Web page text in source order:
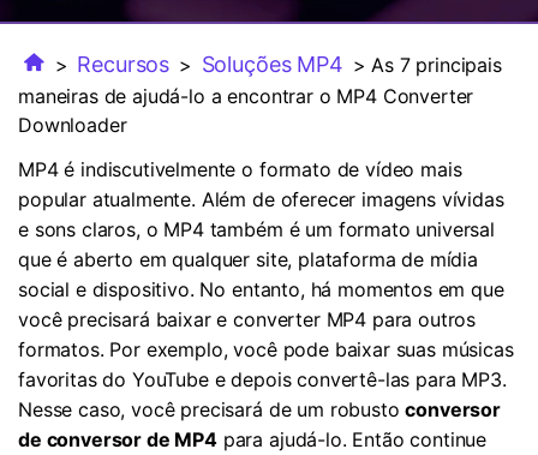
Usuários de Filmes
Usuários de DVD
Usuários de Mac
MAIS SOLUÇÕES
Vídeo Tutorial
Assista ao tutorial em vídeo para aprender como usar o
UniConverter.
Especificaciones Técnicas
Uma lista de todos os formatos, dispositivos e GPUs
suportados pelo UniConverter.
O que há de novo?
Os produtos e atualizações mais recentes.
> Recursos > Soluções MP4 > As 7 principais
maneiras de ajudá-lo a encontrar o MP4 Converter
Downloader
MP4 é indiscutivelmente o formato de vídeo mais
popular atualmente. Além de oferecer imagens vívidas
e sons claros, o MP4 também é um formato universal
que é aberto em qualquer site, plataforma de mídia
social e dispositivo. No entanto, há momentos em que
você precisará baixar e converter MP4 para outros
formatos. Por exemplo, você pode baixar suas músicas
favoritas do YouTube e depois convertê-las para MP3.
Nesse caso, você precisará de um robustoconversor
de conversor de MP4para ajudá-lo. Então continue